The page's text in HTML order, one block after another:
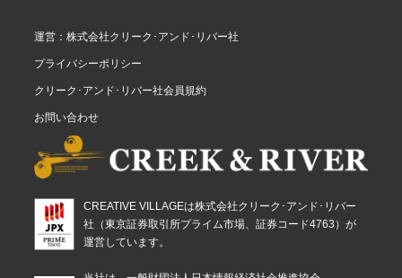
運営：株式会社クリーク･アンド･リバー社
プライバシーポリシー
クリーク･アンド･リバー社会員規約
お問い合わせ
CREATIVE VILLAGEは株式会社クリーク･アンド･リバー
社（東京証券取引所プライム市場、証券コード4763）が
運営しています。